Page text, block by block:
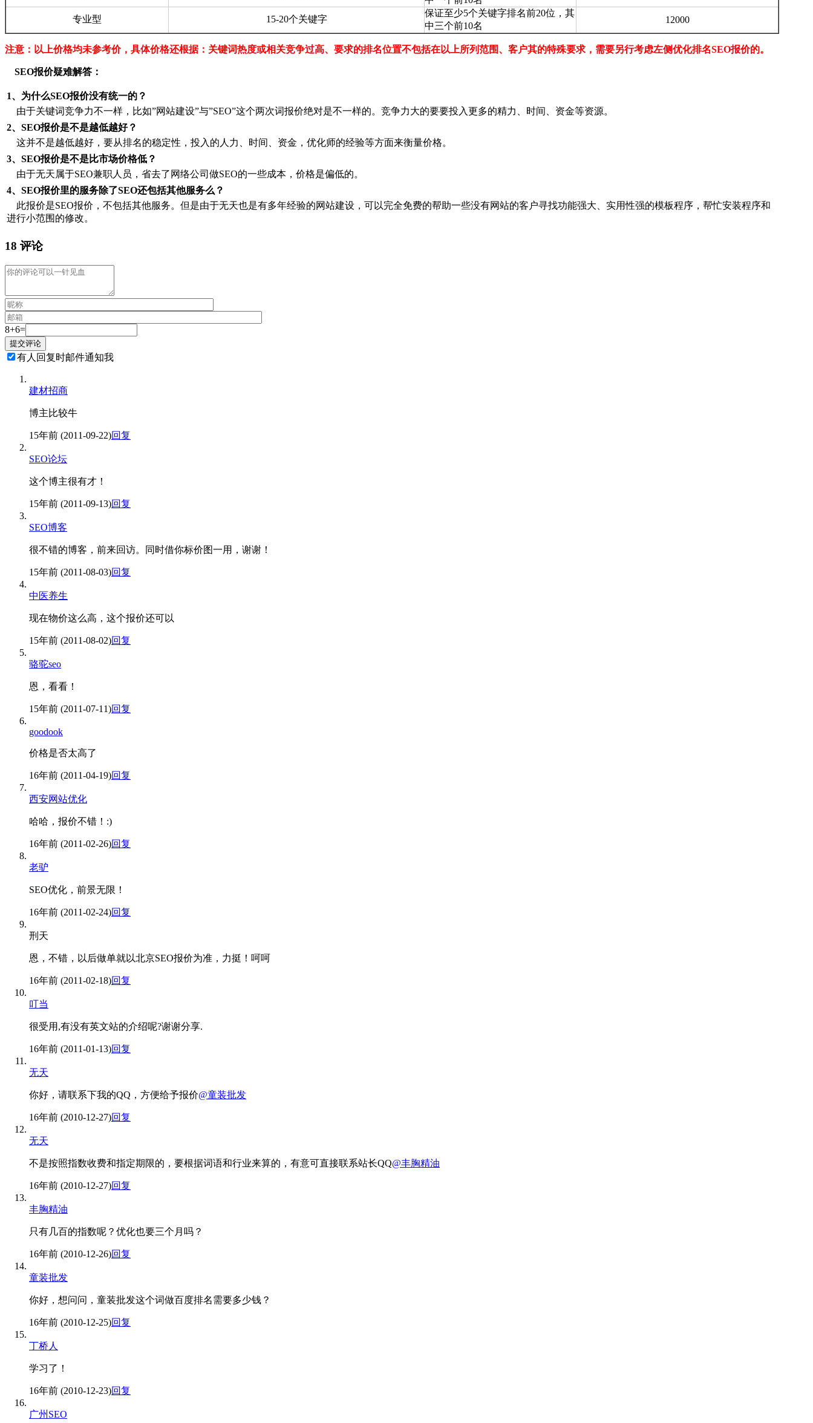
专业型 15-20个关键字
保证至少5个关键字排名前20位，其
中三个前10名
12000
注意：以上价格均未参考价，具体价格还根据：关键词热度或相关竞争过高、要求的排名位置不包括在以上所列范围、客户其的特殊要求，需要另行考虑左侧优化排名SEO报价的。
SEO报价疑难解答：
1、为什么SEO报价没有统一的？
由于关键词竞争力不一样，比如”网站建设”与”SEO”这个两次词报价绝对是不一样的。竞争力大的要要投入更多的精力、时间、资金等资源。
2、SEO报价是不是越低越好？
这并不是越低越好，要从排名的稳定性，投入的人力、时间、资金，优化师的经验等方面来衡量价格。
3、SEO报价是不是比市场价格低？
由于无天属于SEO兼职人员，省去了网络公司做SEO的一些成本，价格是偏低的。
4、SEO报价里的服务除了SEO还包括其他服务么？
此报价是SEO报价，不包括其他服务。但是由于无天也是有多年经验的网站建设，可以完全免费的帮助一些没有网站的客户寻找功能强大、实用性强的模板程序，帮忙安装程序和
进行小范围的修改。
18 评论
8+6=
有人回复时邮件通知我
建材招商
博主比较牛
15年前 (2011-09-22)回复
SEO论坛
这个博主很有才！
15年前 (2011-09-13)回复
SEO博客
很不错的博客，前来回访。同时借你标价图一用，谢谢！
15年前 (2011-08-03)回复
中医养生
现在物价这么高，这个报价还可以
15年前 (2011-08-02)回复
骆驼seo
恩，看看！
15年前 (2011-07-11)回复
goodook
价格是否太高了
16年前 (2011-04-19)回复
西安网站优化
哈哈，报价不错！:)
16年前 (2011-02-26)回复
老驴
SEO优化，前景无限！
16年前 (2011-02-24)回复
刑天
恩，不错，以后做单就以北京SEO报价为准，力挺！呵呵
16年前 (2011-02-18)回复
叮当
很受用,有没有英文站的介绍呢?谢谢分享.
16年前 (2011-01-13)回复
无天
你好，请联系下我的QQ，方便给予报价@童装批发
16年前 (2010-12-27)回复
无天
不是按照指数收费和指定期限的，要根据词语和行业来算的，有意可直接联系站长QQ@丰胸精油
16年前 (2010-12-27)回复
丰胸精油
只有几百的指数呢？优化也要三个月吗？
16年前 (2010-12-26)回复
童装批发
你好，想问问，童装批发这个词做百度排名需要多少钱？
16年前 (2010-12-25)回复
丁桥人
学习了！
16年前 (2010-12-23)回复
广州SEO